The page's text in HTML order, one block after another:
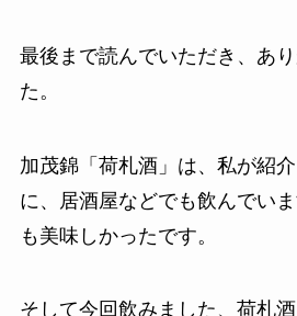
最後まで読んでいただき、あ
た。
加茂錦「荷札酒」は、私が紹
に、居酒屋などでも飲んでい
も美味しかったです。
そして今回飲みました、荷札酒